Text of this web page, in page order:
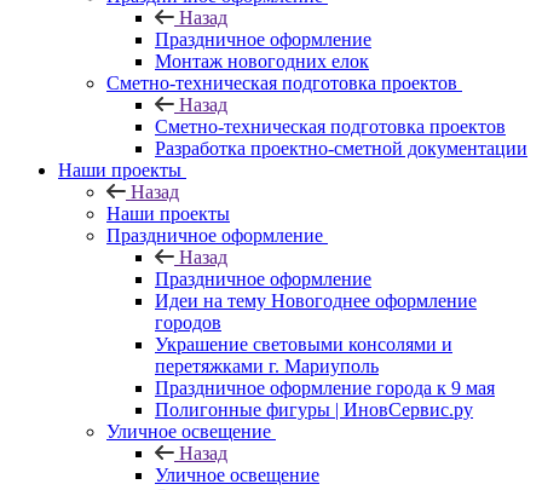
Назад
Праздничное оформление
Монтаж новогодних елок
Сметно-техническая подготовка проектов
Назад
Сметно-техническая подготовка проектов
Разработка проектно-сметной документации
Наши проекты
Назад
Наши проекты
Праздничное оформление
Назад
Праздничное оформление
Идеи на тему Новогоднее оформление
городов
Украшение световыми консолями и
перетяжками г. Мариуполь
Праздничное оформление города к 9 мая
Полигонные фигуры | ИновСервис.ру
Уличное освещение
Назад
Уличное освещение